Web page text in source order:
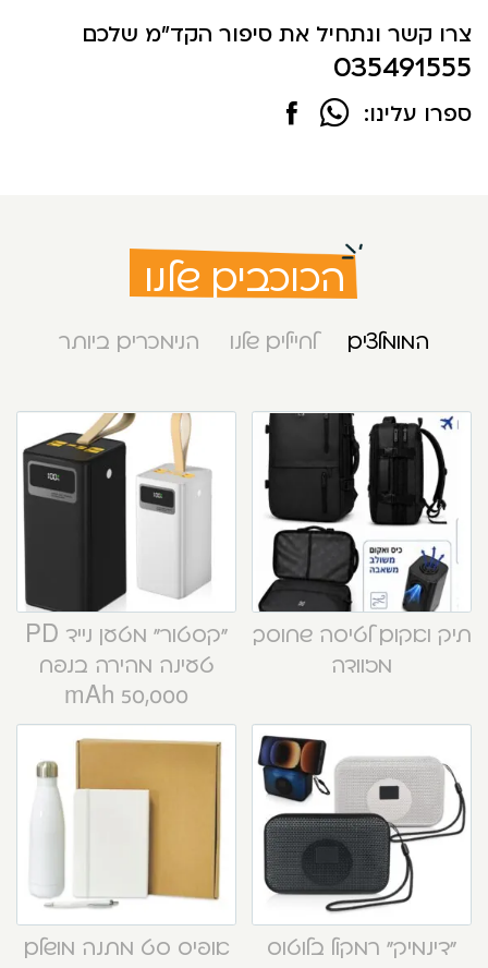
צרו קשר ונתחיל את סיפור הקד"מ שלכם
035491555
ספרו עלינו:
הכוכבים שלנו
המומלצים לחיילים שלנו הנימכרים ביותר
תיק ואקום לטיסה שחוסך
מזוודה
“קסטור” מטען נייד PD
טעינה מהירה בנפח
50,000 mAh
“דינמיק” רמקול בלוטוס
אופיס סט מתנה מושלם